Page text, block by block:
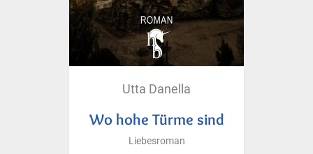
Utta Danella
Wo hohe Türme sind
Liebesroman